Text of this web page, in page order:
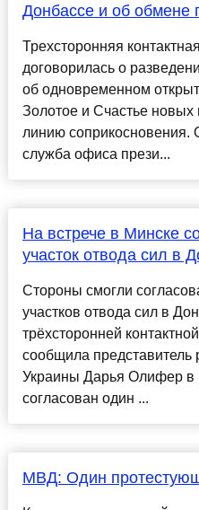
Донбассе и об обмене
Трехсторонняя
договорилась о
об одновременном
Золотое и Счастье новых
линию соприкосновения.
служба офиса прези...
На встрече в Минске
участок отвода сил в
Стороны смогли
участков отвода сил в
трёхсторонней
сообщила представитель
Украины Дарья Олифер в
согласован один ...
МВД: Один